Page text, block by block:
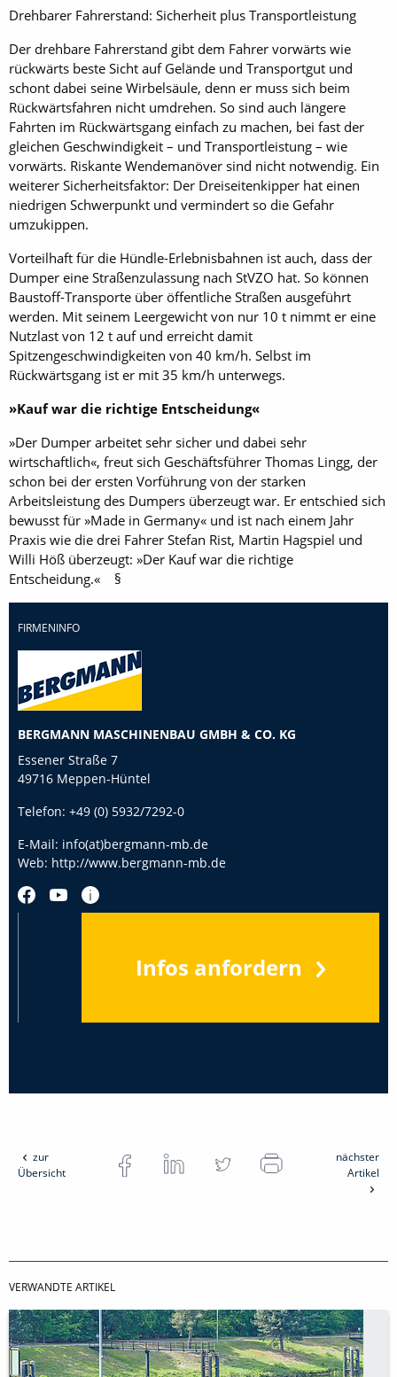
Drehbarer Fahrerstand: Sicherheit plus Transportleistung
Der drehbare Fahrerstand gibt dem Fahrer vorwärts wie
rückwärts beste Sicht auf Gelände und Transportgut und
schont dabei seine Wirbelsäule, denn er muss sich beim
Rückwärtsfahren nicht umdrehen. So sind auch längere
Fahrten im Rückwärtsgang einfach zu machen, bei fast der
gleichen Geschwindigkeit – und Transportleistung – wie
vorwärts. Riskante Wendemanöver sind nicht notwendig. Ein
weiterer Sicherheitsfaktor: Der Dreiseitenkipper hat einen
niedrigen Schwerpunkt und vermindert so die Gefahr
umzukippen.
Vorteilhaft für die Hündle-Erlebnisbahnen ist auch, dass der
Dumper eine Straßenzulassung nach StVZO hat. So können
Baustoff-Transporte über öffentliche Straßen ausgeführt
werden. Mit seinem Leergewicht von nur 10 t nimmt er eine
Nutzlast von 12 t auf und erreicht damit
Spitzengeschwindigkeiten von 40 km/h. Selbst im
Rückwärtsgang ist er mit 35 km/h unterwegs.
»Kauf war die richtige Entscheidung«
»Der Dumper arbeitet sehr sicher und dabei sehr
wirtschaftlich«, freut sich Geschäftsführer Thomas Lingg, der
schon bei der ersten Vorführung von der starken
Arbeitsleistung des Dumpers überzeugt war. Er entschied sich
bewusst für »Made in Germany« und ist nach einem Jahr
Praxis wie die drei Fahrer Stefan Rist, Martin Hagspiel und
Willi Höß überzeugt: »Der Kauf war die richtige
Entscheidung.« §
FIRMENINFO
BERGMANN MASCHINENBAU GMBH & CO. KG
Essener Straße 7
49716 Meppen-Hüntel
Telefon: +49 (0) 5932/7292-0
E-Mail: info(at)bergmann-mb.de
Web: http://www.bergmann-mb.de
Infos anfordern
zur
Übersicht
nächster
Artikel
VERWANDTE ARTIKEL